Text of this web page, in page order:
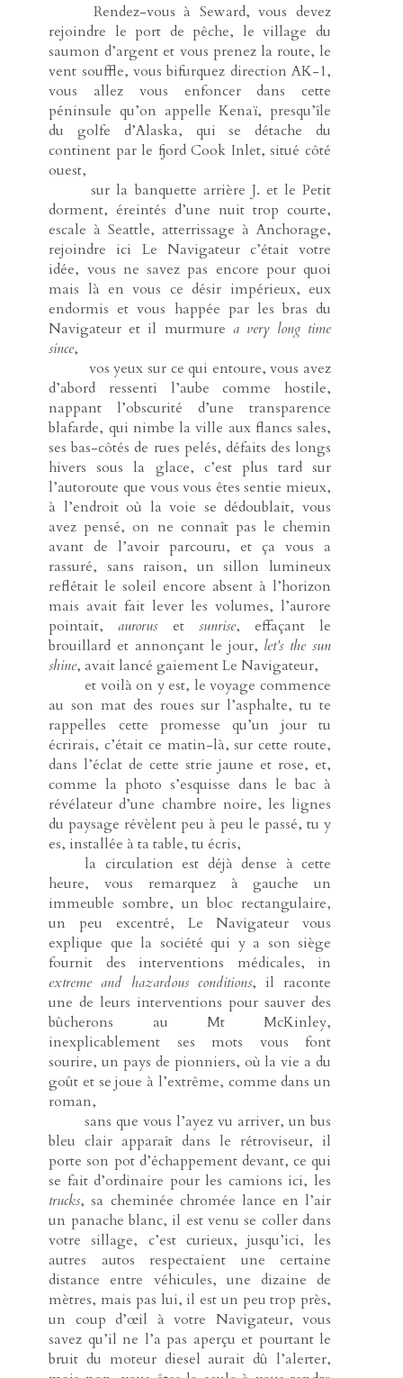
Rendez-vous à Seward, vous devez
rejoindre le port de pêche, le village du
saumon d’argent et vous prenez la route, le
vent souffle, vous bifurquez direction AK-1,
vous allez vous enfoncer dans cette
péninsule qu’on appelle Kenaï, presqu’île
du golfe d’Alaska, qui se détache du
continent par le fjord Cook Inlet, situé côté
ouest,
sur la banquette arrière J. et le Petit
dorment, éreintés d’une nuit trop courte,
escale à Seattle, atterrissage à Anchorage,
rejoindre ici Le Navigateur c’était votre
idée, vous ne savez pas encore pour quoi
mais là en vous ce désir impérieux, eux
endormis et vous happée par les bras du
Navigateur et il murmure a very long time
since,
vos yeux sur ce qui entoure, vous avez
d’abord ressenti l’aube comme hostile,
nappant l’obscurité d’une transparence
blafarde, qui nimbe la ville aux flancs sales,
ses bas-côtés de rues pelés, défaits des longs
hivers sous la glace, c’est plus tard sur
l’autoroute que vous vous êtes sentie mieux,
à l’endroit où la voie se dédoublait, vous
avez pensé, on ne connaît pas le chemin
avant de l’avoir parcouru, et ça vous a
rassuré, sans raison, un sillon lumineux
reflétait le soleil encore absent à l’horizon
mais avait fait lever les volumes, l’aurore
pointait,aurorus et sunrise, effaçant le
brouillard et annonçant le jour, let’s the sun
shine, avait lancé gaiement Le Navigateur,
-----et voilà on y est, le voyage commence
au son mat des roues sur l’asphalte, tu te
rappelles cette promesse qu’un jour tu
écrirais, c’était ce matin-là, sur cette route,
dans l’éclat de cette strie jaune et rose, et,
comme la photo s’esquisse dans le bac à
révélateur d’une chambre noire, les lignes
du paysage révèlent peu à peu le passé, tu y
es, installée à ta table, tu écris,
la circulation est déjà dense à cette
heure, vous remarquez à gauche un
immeuble sombre, un bloc rectangulaire,
un peu excentré, Le Navigateur vous
explique que la société qui y a son siège
fournit des interventions médicales, in
extreme and hazardous conditions, il raconte
une de leurs interventions pour sauver des
bûcherons au Mt McKinley,
inexplicablement ses mots vous font
sourire, un pays de pionniers, où la vie a du
goût et se joue à l’extrême, comme dans un
roman,
-----sans que vous l’ayez vu arriver, un bus
bleu clair apparaît dans le rétroviseur, il
porte son pot d’échappement devant, ce qui
se fait d’ordinaire pour les camions ici, les
trucks, sa cheminée chromée lance en l’air
un panache blanc, il est venu se coller dans
votre sillage, c’est curieux, jusqu’ici, les
autres autos respectaient une certaine
distance entre véhicules, une dizaine de
mètres, mais pas lui, il est un peu trop près,
un coup d’œil à votre Navigateur, vous
savez qu’il ne l’a pas aperçu et pourtant le
bruit du moteur diesel aurait dû l’alerter,